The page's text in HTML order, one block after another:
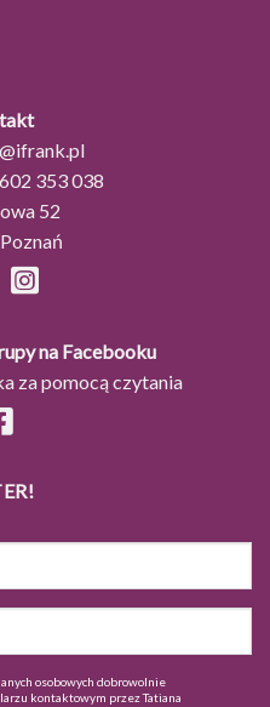
353 038
52
na Facebooku
za pomocą czytania
osobowych dobrowolnie
kontaktowym przez Tatiana